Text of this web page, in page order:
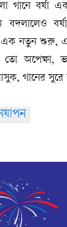
গানে বর্ষা
বদলালেও
এক নতুন শুরু,
অপেক্ষা,
গানের